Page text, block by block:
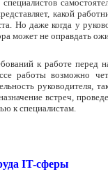
какой
Но даже когда у
может не оправдать
к работе перед
работы возможно
руководителя,
встреч,
к специалистам.
IT-сферы